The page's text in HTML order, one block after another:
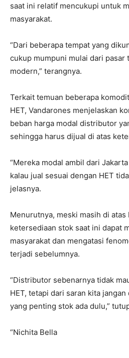
saat ini relatif mencukupi untuk
masyarakat.
“Dari beberapa tempat yang
cukup mumpuni mulai dari pasar
modern,” terangnya.
Terkait temuan beberapa
HET, Vandarones menjelaskan
beban harga modal distributor
sehingga harus dijual di atas
“Mereka modal ambil dari
kalau jual sesuai dengan HET
jelasnya.
Menurutnya, meski masih di atas
ketersediaan stok saat ini dapat
masyarakat dan mengatasi
terjadi sebelumnya.
“Distributor sebenarnya tidak
HET, tetapi dari saran kita
yang penting stok ada dulu,”
“Nichita Bella